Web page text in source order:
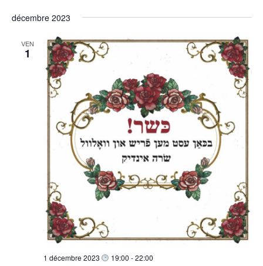
décembre 2023
VEN
1
1 décembre 2023 19:00 -22:00